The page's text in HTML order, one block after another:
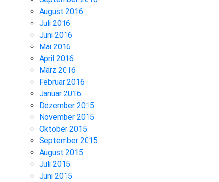
August 2016
Juli 2016
Juni 2016
Mai 2016
April 2016
März 2016
Februar 2016
Januar 2016
Dezember 2015
November 2015
Oktober 2015
September 2015
August 2015
Juli 2015
Juni 2015